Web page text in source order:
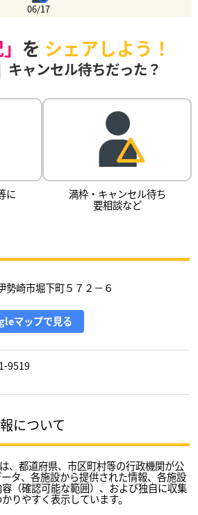
06/17
を シェアしよう！
| キャンセル待ちだった？
に 満枠・キャンセル待ち
要相談など
勢崎市堀下町５７２－６
マップで見る
9519
について
、都道府県、市区町村等の行政機関が公
タ、各施設から提供された情報、各施設
（確認可能な範囲）、および独自に収集
りやすく表示しています。